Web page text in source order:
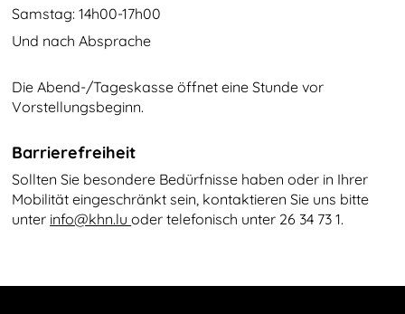
Samstag: 14h00-17h00
Und nach Absprache
Die Abend-/Tageskasse öffnet eine Stunde vor
Vorstellungsbeginn.
Barrierefreiheit
Sollten Sie besondere Bedürfnisse haben oder in Ihrer
Mobilität eingeschränkt sein, kontaktieren Sie uns bitte
unter info@​khn.​luoder telefonisch unter 26 34 73 1.